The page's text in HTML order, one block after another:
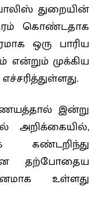
துறையின்
கொண்டதாக
ஒரு பாரிய
என்றும் முக்கிய
இன்று
அறிக்கையில்,
கண்டறிந்து
தற்போதைய
உள்ளது